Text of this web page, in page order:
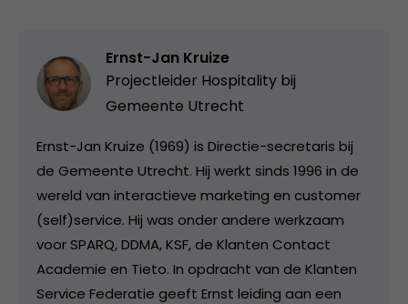
Ernst-Jan Kruize
Projectleider Hospitality bij
Gemeente Utrecht
Ernst-Jan Kruize (1969) is Directie-secretaris bij
de Gemeente Utrecht. Hij werkt sinds 1996 in de
wereld van interactieve marketing en customer
(self)service. Hij was onder andere werkzaam
voor SPARQ, DDMA, KSF, de Klanten Contact
Academie en Tieto. In opdracht van de Klanten
Service Federatie geeft Ernst leiding aan een